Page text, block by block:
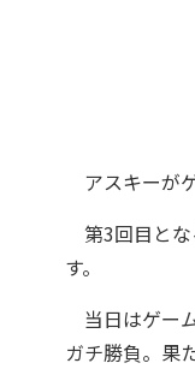
アスキーが
第3回目とな
す。
当日はゲー
ガチ勝負。果